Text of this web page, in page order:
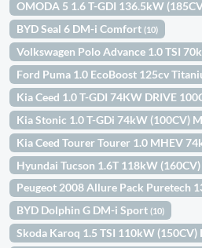
OMODA 5 1.6 T-GDI 136.5kW
BYD Seal 6 DM-i Comfort(10)
Volkswagen Polo Advance 1.0 TSI
Ford Puma 1.0 EcoBoost 125cv
Kia Ceed 1.0 T-GDI 74KW DRIVE
Kia Stonic 1.0 T-GDi 74kW (100CV)
Kia Ceed Tourer Tourer 1.0 MHEV
Hyundai Tucson 1.6T 118kW
Peugeot 2008 Allure Pack Puretech
BYD Dolphin G DM-i Sport(10)
Skoda Karoq 1.5 TSI 110kW (150CV)